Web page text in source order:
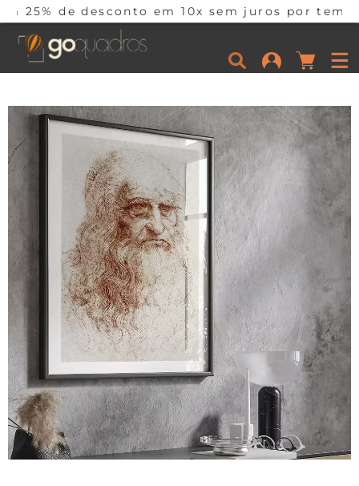
em 10x sem juros por tempo limitado.